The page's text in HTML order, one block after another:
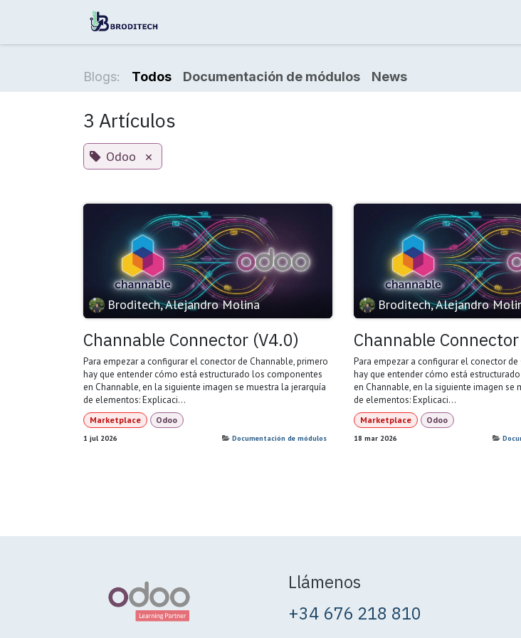
Blogs: Todos Documentación de módulos News
3 Artículos
Odoo ×
Broditech, Alejandro Molina
Channable Connector (V4.0)
Para empezar a configurar el conector de Channable, primero
hay que entender cómo está estructurado los componentes
en Channable, en la siguiente imagen se muestra la jerarquía
de elementos: Explicaci...
Marketplace Odoo
1 jul 2026 Documentación de módulos
Broditech, Alejandro
Channable
Para empezar a configurar el conector
hay que entender cómo está
en Channable, en la siguiente imagen se
de elementos: Explicaci...
Marketplace Odoo
18 mar 2026
Llámenos
+34 676 218 810